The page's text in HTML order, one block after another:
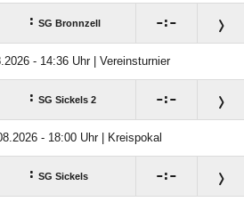
: SG Bronnzell :
- 14:36 Uhr | Vereinsturnier
: SG Sickels 2 :
- 18:00 Uhr | Kreispokal
: SG Sickels :